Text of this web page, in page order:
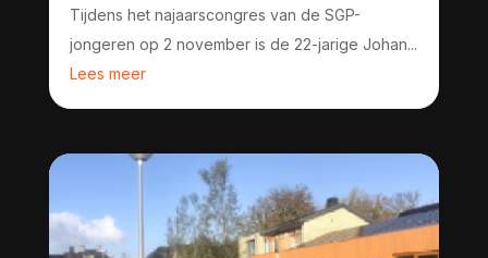
Tijdens het najaarscongres van de SGP-
jongeren op 2 november is de 22-jarige Johan...
Lees meer